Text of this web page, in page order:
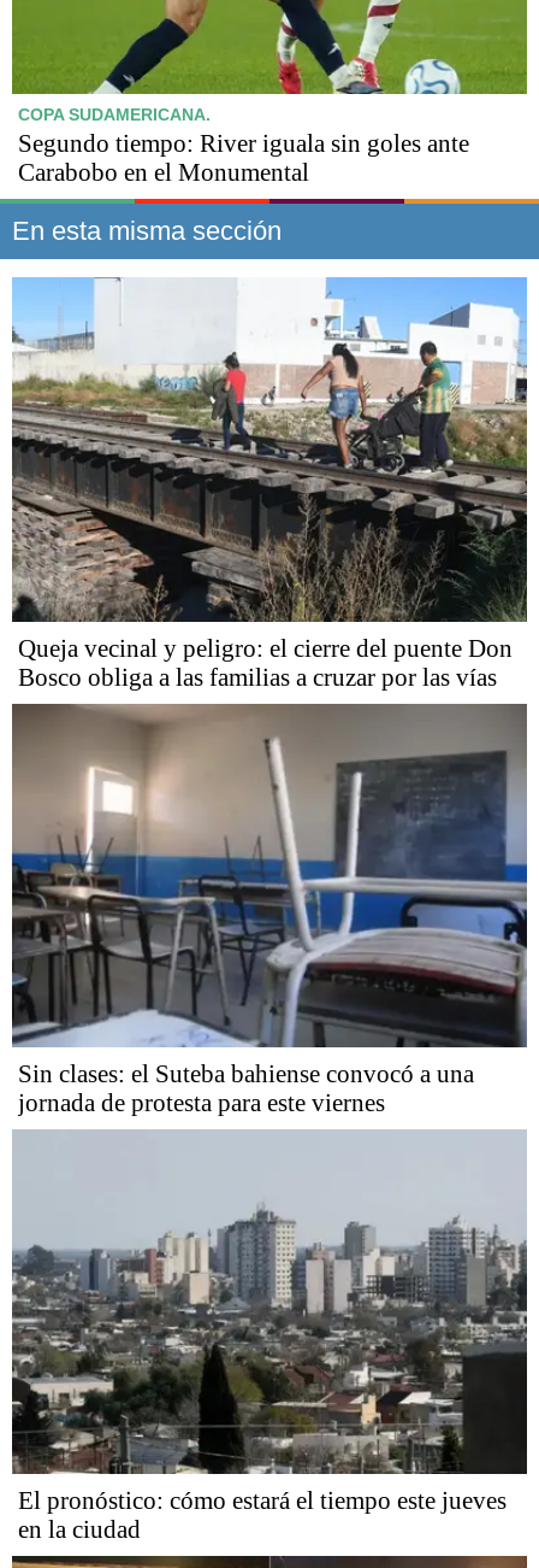
COPA SUDAMERICANA.
Segundo tiempo: River iguala sin goles ante
Carabobo en el Monumental
En esta misma sección
Queja vecinal y peligro: el cierre del puente Don
Bosco obliga a las familias a cruzar por las vías
Sin clases: el Suteba bahiense convocó a una
jornada de protesta para este viernes
El pronóstico: cómo estará el tiempo este jueves
en la ciudad